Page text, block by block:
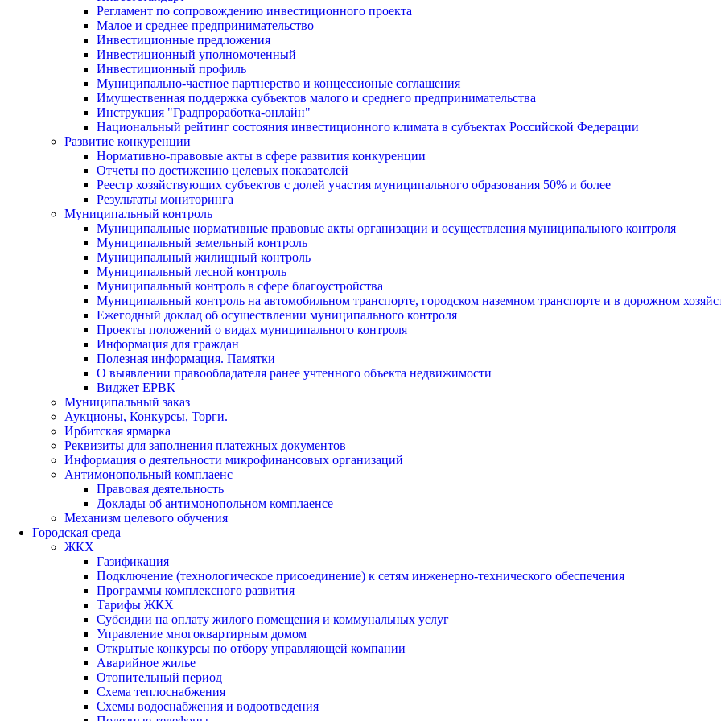
Регламент по сопровождению инвестиционного проекта
Малое и среднее предпринимательство
Инвестиционные предложения
Инвестиционный уполномоченный
Инвестиционный профиль
Муниципально-частное партнерство и концессионые соглашения
Имущественная поддержка субъектов малого и среднего предпринимательства
Инструкция "Градпроработка-онлайн"
Национальный рейтинг состояния инвестиционного климата в субъектах Российской Федерации
Развитие конкуренции
Нормативно-правовые акты в сфере развития конкуренции
Отчеты по достижению целевых показателей
Реестр хозяйствующих субъектов с долей участия муниципального образования 50% и более
Результаты мониторинга
Муниципальный контроль
Муниципальные нормативные правовые акты организации и осуществления муниципального контроля
Муниципальный земельный контроль
Муниципальный жилищный контроль
Муниципальный лесной контроль
Муниципальный контроль в сфере благоустройства
Муниципальный контроль на автомобильном транспорте, городском наземном транспорте и в дорожном
Ежегодный доклад об осуществлении муниципального контроля
Проекты положений о видах муниципального контроля
Информация для граждан
Полезная информация. Памятки
О выявлении правообладателя ранее учтенного объекта недвижимости
Виджет ЕРВК
Муниципальный заказ
Аукционы, Конкурсы, Торги.
Ирбитская ярмарка
Реквизиты для заполнения платежных документов
Информация о деятельности микрофинансовых организаций
Антимонопольный комплаенс
Правовая деятельность
Доклады об антимонопольном комплаенсе
Механизм целевого обучения
Городская среда
ЖКХ
Газификация
Подключение (технологическое присоединение) к сетям инженерно-технического обеспечения
Программы комплексного развития
Тарифы ЖКХ
Субсидии на оплату жилого помещения и коммунальных услуг
Управление многоквартирным домом
Открытые конкурсы по отбору управляющей компании
Аварийное жилье
Отопительный период
Схема теплоснабжения
Схемы водоснабжения и водоотведения